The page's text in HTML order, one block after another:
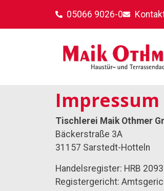
05066 9026-0
Impressum
Impressum
Tischlerei Maik Othmer
Bäckerstraße 3A
31157 Sarstedt-Hotteln
Handelsregister: HRB
Registergericht: